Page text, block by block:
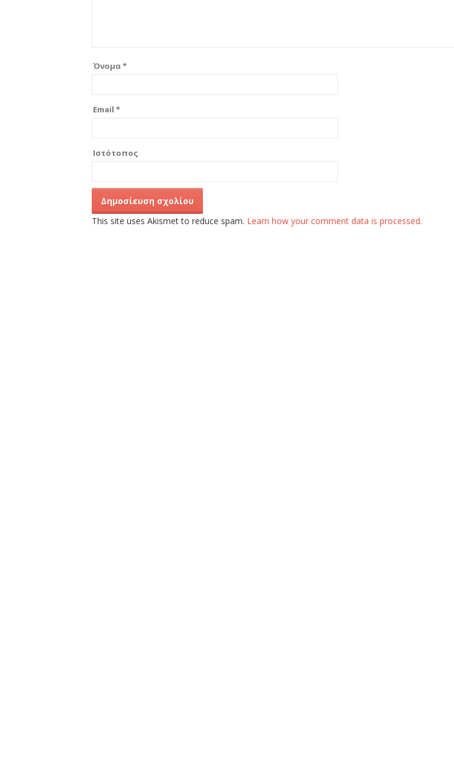
Όνομα*
Email *
Ιστότοπος
This site uses Akismet to reduce spam. Learn how your comment data is processed.